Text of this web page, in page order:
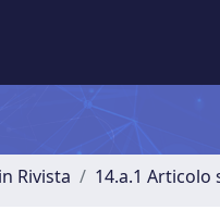
Rivista 14.a.1 Articolo